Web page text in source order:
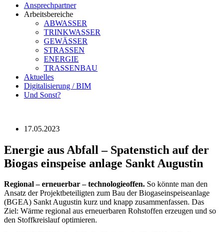
Ansprechpartner
Arbeitsbereiche
ABWASSER
TRINKWASSER
GEWÄSSER
STRASSEN
ENERGIE
TRASSENBAU
Aktuelles
Digitalisierung / BIM
Und Sonst?
17.05.2023
Energie aus Abfall – Spatenstich auf der
Biogas­ einspeise­ anlage Sankt Augustin
Regional – erneuerbar – technologieoffen. So könnte man den
Ansatz der Projektbeteiligten zum Bau der Biogaseinspeiseanlage
(BGEA) Sankt Augustin kurz und knapp zusammenfassen. Das
Ziel: Wärme regional aus erneuerbaren Rohstoffen erzeugen und so
den Stoffkreislauf optimieren.